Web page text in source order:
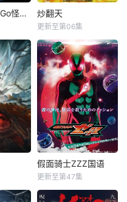
Let&#039;s Go怪奇组 炒翻天
更新至第06集
假面骑士ZZZ国语
更新至第47集